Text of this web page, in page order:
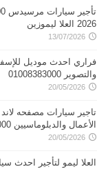
2026 العلا ليموزين
13/07/2026
فراري احدث موديل
والتصوير 01008383000
20/05/2026
تاجير سيارات مصفحه
الأعمال والدبلوماسيين 01008383000
20/05/2026
العلا ليمو لتأجير